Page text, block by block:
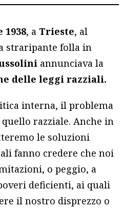
1938, a Trieste, al
straripante folla in
annunciava la
delle leggi razziali.
interna, il problema
razziale. Anche in
le soluzioni
fanno credere che noi
o peggio, a
deficienti, ai quali
il nostro disprezzo o